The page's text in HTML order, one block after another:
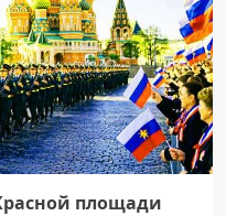
площади